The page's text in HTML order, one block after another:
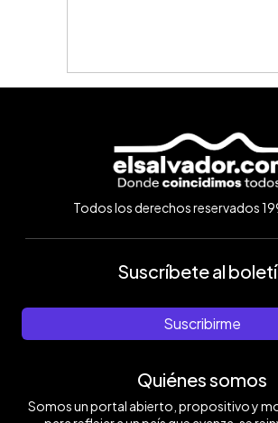
Todos los derechos reservados
Suscríbete al
Suscribirme
Quiénes somos
Somos un portal abierto, propositivo y